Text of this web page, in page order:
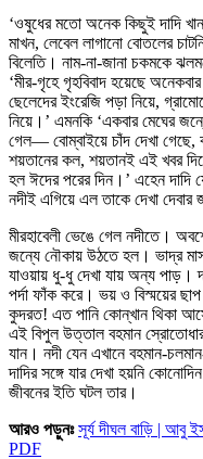
‘ওষুধের মতো অনেক কিছুই দাদি
মাখন, লেবেল লাগানো বোতলের
বিলেতি। নাম-না-জানা চকমকে
‘মীর-গৃহে গৃহবিবাদ হয়েছে
ছেলেদের ইংরেজি পড়া নিয়ে,
নিয়ে।’ এমনকি ‘একবার মেঘের
গেল— বোম্বাইয়ে চাঁদ দেখা গেছে,
শয়তানের কল, শয়তানই এই খবর
হল ঈদের পরের দিন।’ এহেন দাদি
নদীই এগিয়ে এল তাকে দেখা দেবার
মীরহাবেলী ভেঙে গেল নদীতে।
জন্যে নৌকায় উঠতে হল। ভাদ্র
যাওয়ায় ধু-ধু দেখা যায় অন্য পাড়।
পর্দা ফাঁক করে। ভয় ও বিস্ময়ের
কুদরত! এত পানি কোন্‌খান থিকা
এই বিপুল উত্তাল বহমান
যান। নদী যেন এখানে বহমান-
দাদির সঙ্গে যার দেখা হয়নি
জীবনের ইতি ঘটল তার।
আরও পড়ুনঃ সূর্য দীঘল বাড়ি |
PDF